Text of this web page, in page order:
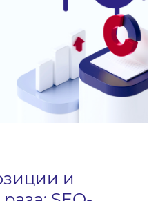
и